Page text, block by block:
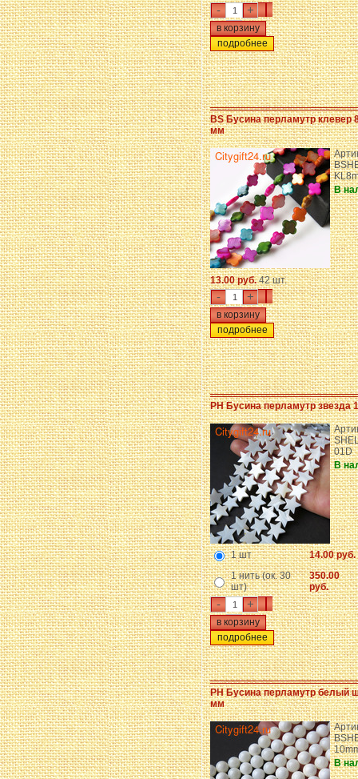
- +
подробнее
BS Бусина перламутр клевер
мм
В
13.00 руб.42 шт.
- +
подробнее
PH Бусина перламутр звезда
01D
В
1 шт
14.00 руб.
1 нить (ок. 30
шт)
350.00
руб.
- +
подробнее
PH Бусина перламутр белый
мм
В